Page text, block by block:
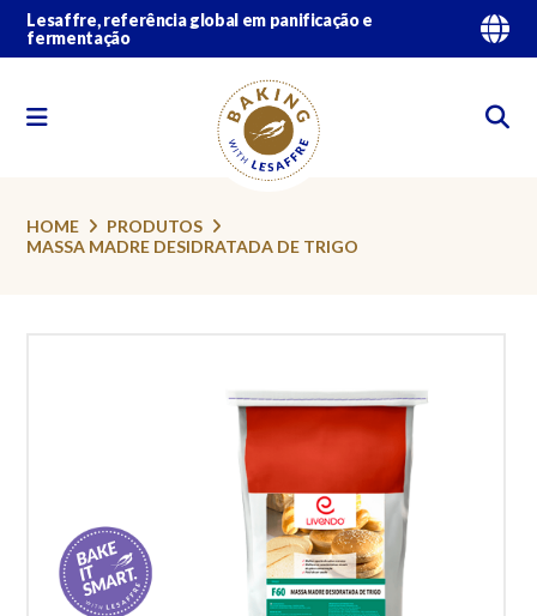
Lesaffre, referência global em panificação e
fermentação
HOME
PRODUTOS
MASSA MADRE DESIDRATADA DE TRIGO